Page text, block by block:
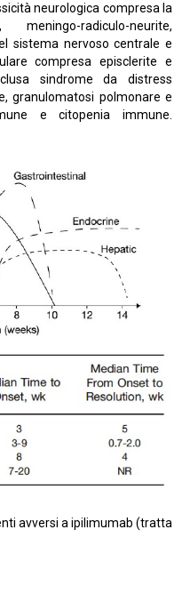
neurologica compresa la
radiculo-neurite,
sistema nervoso centrale e
compresa episclerite e
sindrome da distress
granulomatosi polmonare e
e citopenia immune.
avversi a ipilimumab (tratta